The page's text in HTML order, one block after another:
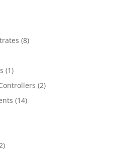
(8)
(1)
(2)
(14)